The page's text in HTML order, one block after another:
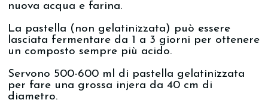
nuova acqua e farina.
La pastella (non gelatinizzata) può essere
lasciata fermentare da 1 a 3 giorni per ottenere
un composto sempre più acido.
Servono 500-600 ml di pastella gelatinizzata
per fare una grossa injera da 40 cm di
diametro.